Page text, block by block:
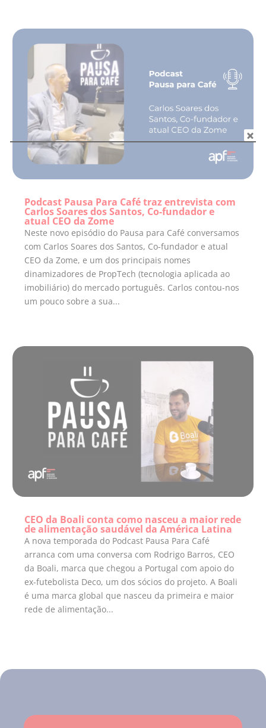
Podcast Pausa Para Café traz entrevista com
Carlos Soares dos Santos, Co-fundador e
atual CEO da Zome
Neste novo episódio do Pausa para Café conversamos
com Carlos Soares dos Santos, Co-fundador e atual
CEO da Zome, e um dos principais nomes
dinamizadores de PropTech (tecnologia aplicada ao
imobiliário) do mercado português. Carlos contou-nos
um pouco sobre a sua...
CEO da Boali conta como nasceu a maior rede
de alimentação saudável da América Latina
A nova temporada do Podcast Pausa Para Café
arranca com uma conversa com Rodrigo Barros, CEO
da Boali, marca que chegou a Portugal com apoio do
ex-futebolista Deco, um dos sócios do projeto. A Boali
é uma marca global que nasceu da primeira e maior
rede de alimentação...